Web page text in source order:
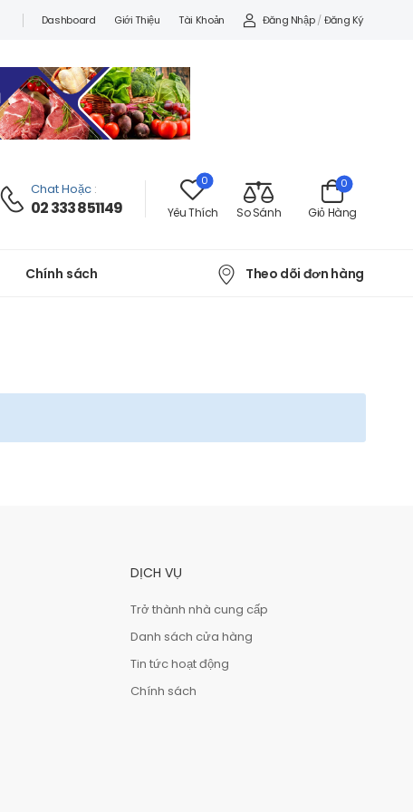
Dashboard Giới Thiệu Tài Khoản Đăng Nhập / Đăng Ký
Chat Hoặc :
02 333 851149
0
Yêu Thích So Sánh Giỏ Hàng
0
Chính sách Theo dõi đơn hàng
DỊCH VỤ
Trở thành nhà cung cấp
Danh sách cửa hàng
Tin tức hoạt động
Chính sách